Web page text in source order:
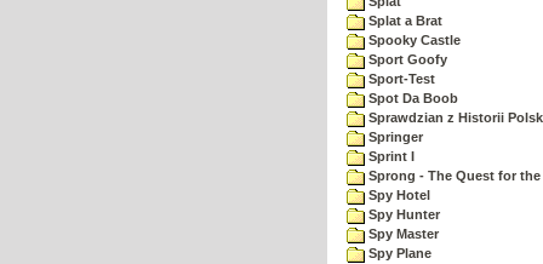
Splat a Brat
Spooky Castle
Sport Goofy
Sport-Test
Spot Da Boob
Sprawdzian z Historii
Springer
Sprint I
Sprong - The Quest for
Spy Hotel
Spy Hunter
Spy Master
Spy Plane